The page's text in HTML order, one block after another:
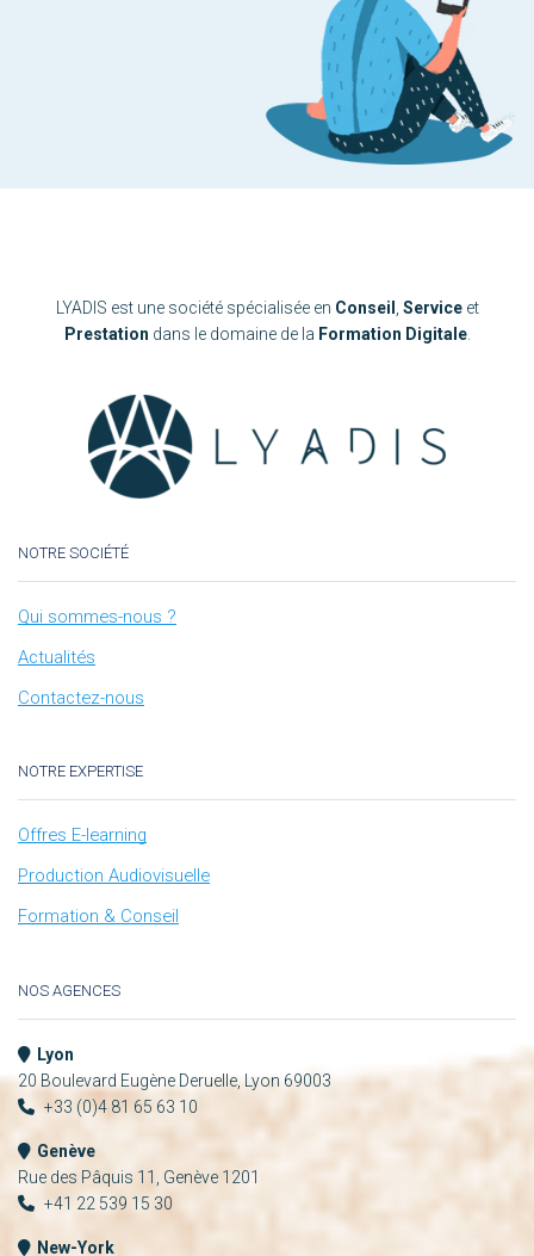
LYADIS est une société spécialisée en Conseil Serviceet
Prestation dans le domaine de la Formation Digitale.
NOTRE SOCIÉTÉ
Qui sommes-nous ?
Actualités
Contactez-nous
NOTRE EXPERTISE
Offres E-learning
Production Audiovisuelle
Formation & Conseil
NOS AGENCES
Lyon
20 Boulevard Eugène Deruelle, Lyon 69003
+33 (0)4 81 65 63 10
Genève
Rue des Pâquis 11, Genève 1201
+41 22 539 15 30
New-York